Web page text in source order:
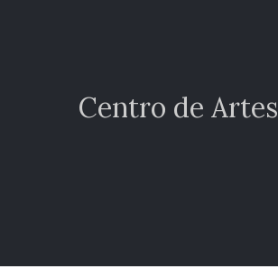
Centro de Artes